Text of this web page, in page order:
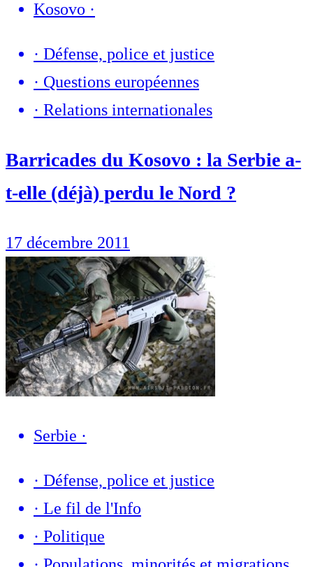
Kosovo ·
· Défense, police et justice
· Questions européennes
· Relations internationales
Barricades du Kosovo : la Serbie a-
t-elle (déjà) perdu le Nord ?
17 décembre 2011
Serbie ·
· Défense, police et justice
· Le fil de l'Info
· Politique